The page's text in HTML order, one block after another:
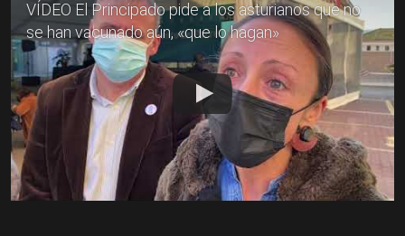
VÍDEO El Principado pide a los asturianos que no
se han vacunado aún, «que lo hagan»